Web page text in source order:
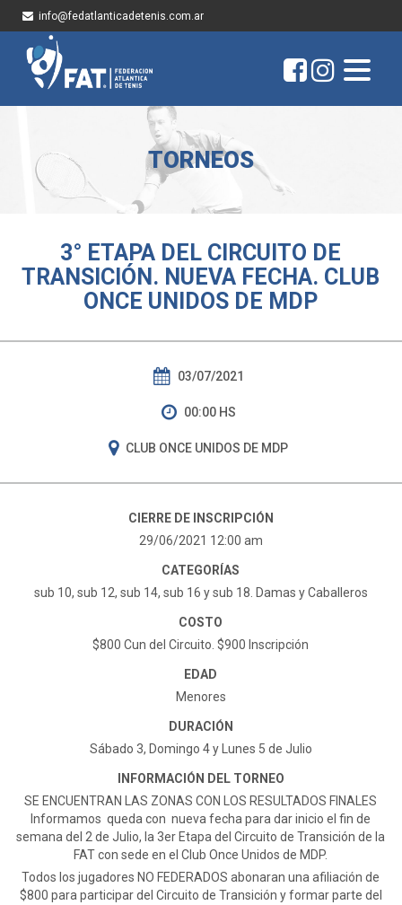
info@fedatlanticadetenis.com.ar
TORNEOS
3° ETAPA DEL CIRCUITO DE
TRANSICIÓN. NUEVA FECHA. CLUB
ONCE UNIDOS DE MDP
03/07/2021
00:00 HS
CLUB ONCE UNIDOS DE MDP
CIERRE DE INSCRIPCIÓN
29/06/2021 12:00 am
CATEGORÍAS
sub 10, sub 12, sub 14, sub 16 y sub 18. Damas y Caballeros
COSTO
$800 Cun del Circuito. $900 Inscripción
EDAD
Menores
DURACIÓN
Sábado 3, Domingo 4 y Lunes 5 de Julio
INFORMACIÓN DEL TORNEO
SE ENCUENTRAN LAS ZONAS CON LOS RESULTADOS FINALES
Informamos queda con nueva fecha para dar inicio el fin de
semana del 2 de Julio, la 3er Etapa del Circuito de Transición de la
FAT con sede en el Club Once Unidos de MDP.
Todos los jugadores NO FEDERADOS abonaran una afiliación de
$800 para participar del Circuito de Transición y formar parte del